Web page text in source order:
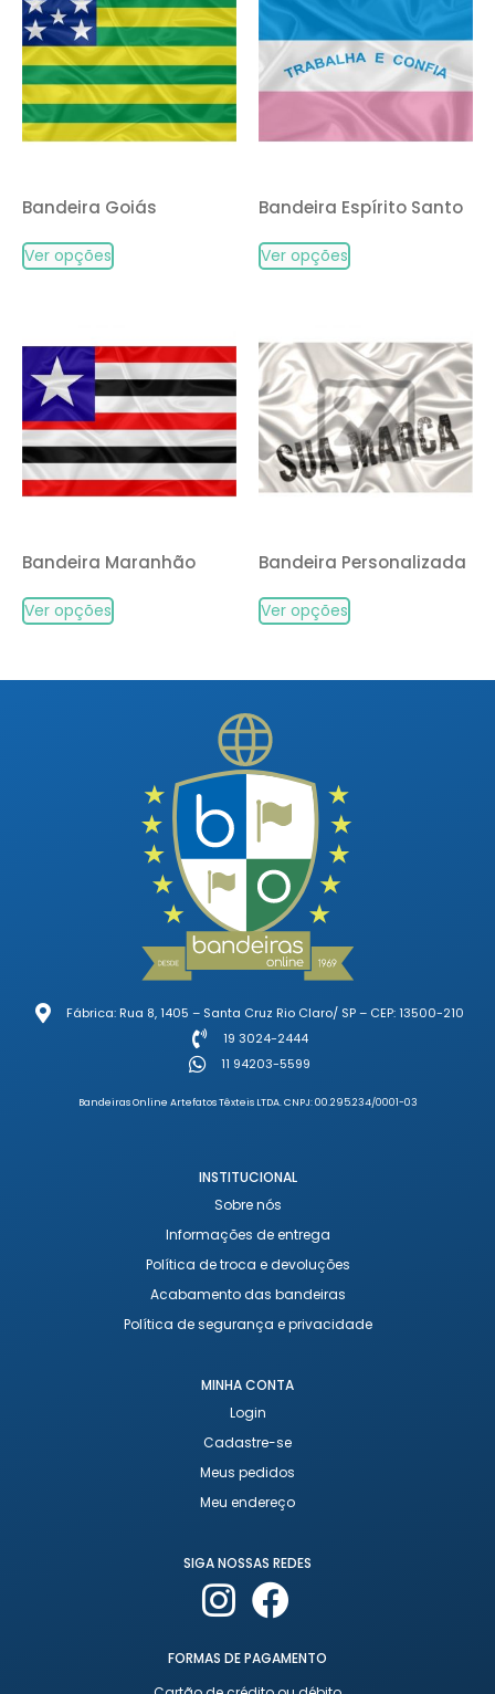
Bandeira Goiás
Ver opções
Bandeira Espírito Santo
Ver opções
Bandeira Maranhão
Ver opções
Bandeira Personalizada
Ver opções
Fábrica: Rua 8, 1405 – Santa Cruz Rio Claro/ SP – CEP: 13500-210
19 3024-2444
11 94203-5599
Bandeiras Online Artefatos Têxteis LTDA. CNPJ: 00.295.234/0001-03
INSTITUCIONAL
Sobre nós
Informações de entrega
Política de troca e devoluções
Acabamento das bandeiras
Política de segurança e privacidade
MINHA CONTA
Login
Cadastre-se
Meus pedidos
Meu endereço
SIGA NOSSAS REDES
FORMAS DE PAGAMENTO